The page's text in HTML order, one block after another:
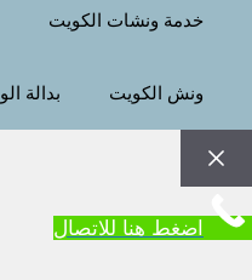
خدمة ونشات الكويت
ونش الكويت بدالة
إغلاق
اضغط هنا للاتصال